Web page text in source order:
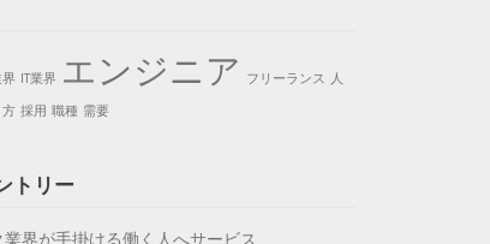
IT業界 エンジニア フリーランス 人
採用 職種 需要
トリー
業界が手掛ける働く人へサービス